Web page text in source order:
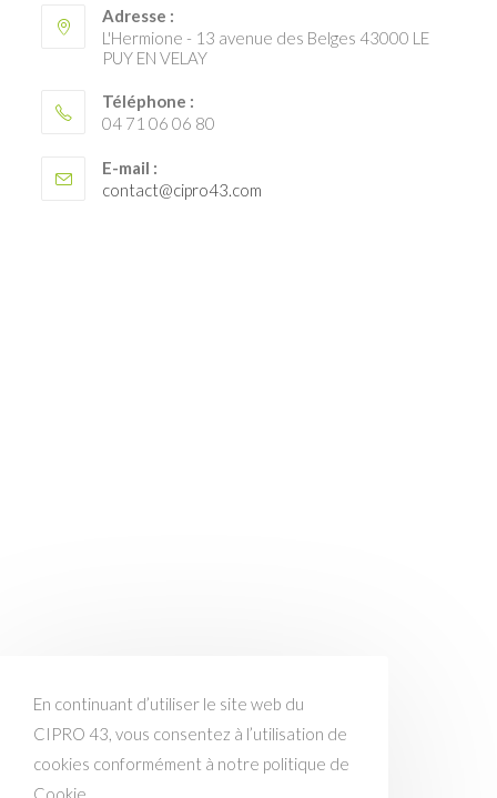
Adresse :
L'Hermione - 13 avenue des Belges 43000 LE
PUY EN VELAY
Téléphone :
04 71 06 06 80
E-mail :
contact@cipro43.com
En continuant d’utiliser le site web du
CIPRO 43, vous consentez à l’utilisation de
cookies conformément à notre politique de
Cookie.